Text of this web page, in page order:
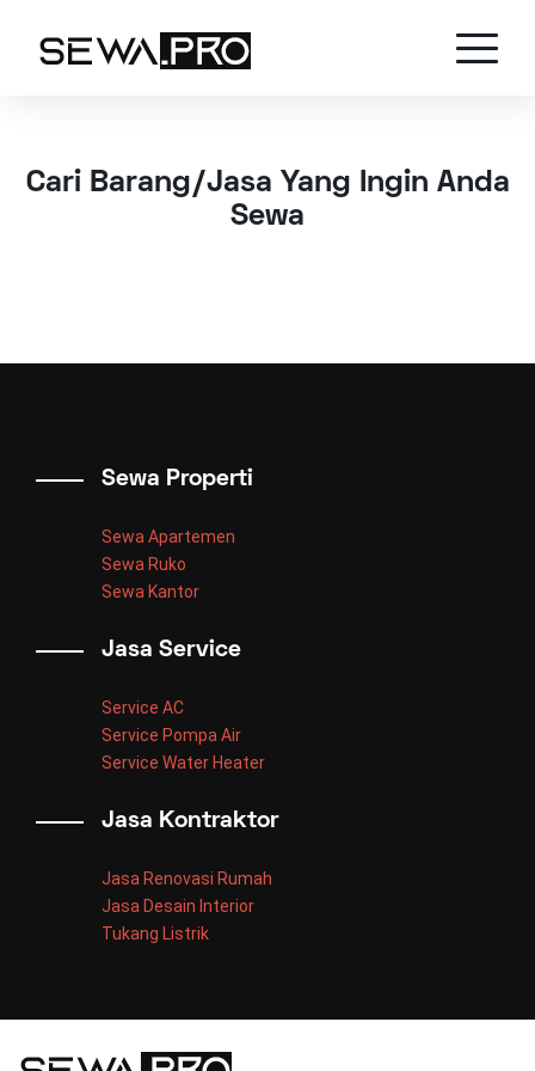
Cari Barang/Jasa Yang Ingin Anda
Sewa
Sewa Properti
Sewa Apartemen
Sewa Ruko
Sewa Kantor
Jasa Service
Service AC
Service Pompa Air
Service Water Heater
Jasa Kontraktor
Jasa Renovasi Rumah
Jasa Desain Interior
Tukang Listrik